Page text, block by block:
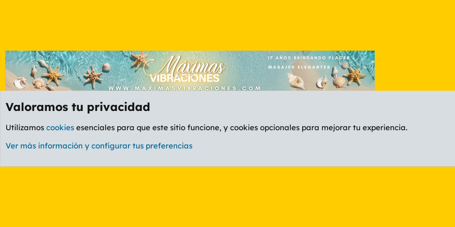
Foro General
Valoramos tu privacidad
Utilizamos cookies esenciales para que este sitio funcione, y cookies opcionales para mejorar tu experiencia.
Ver más información y configurar tus preferencias